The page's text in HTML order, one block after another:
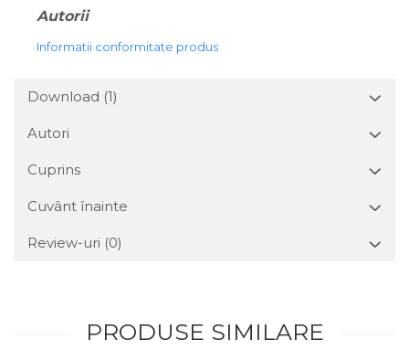
Autorii
Informatii conformitate produs
Download (1)
Autori
Cuprins
Cuvânt înainte
Review-uri (0)
PRODUSE SIMILARE